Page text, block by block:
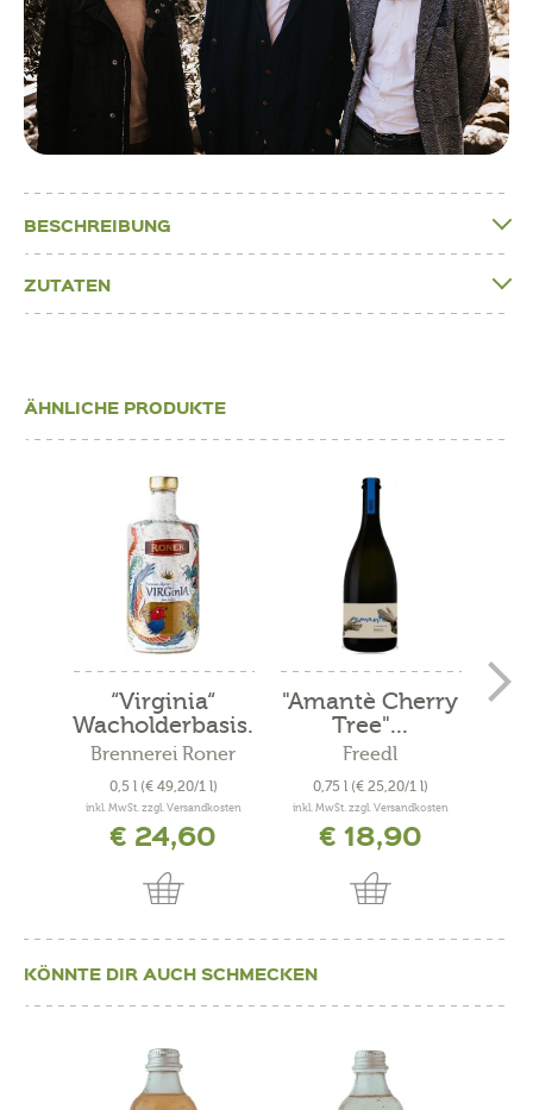
BESCHREIBUNG
ZUTATEN
ÄHNLICHE PRODUKTE
“Virginia“
Wacholderbasis.
..
Brennerei Roner
0,5 l (€ 49,20/1 l)
inkl. MwSt. zzgl. Versandkosten
€ 24,60
"Amantè Cherry
Tree"...
Freedl
0,75 l (€ 25,20/1 l)
inkl. MwSt. zzgl. Versandkosten
€ 18,90
KÖNNTE DIR AUCH SCHMECKEN